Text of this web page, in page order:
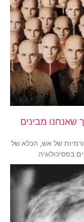
שאנחנו מבינים
של אש, הכלא של
בפסיכולוגיה